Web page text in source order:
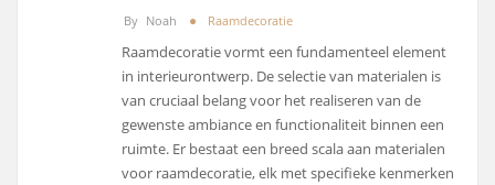
By Noah Raamdecoratie
Raamdecoratie vormt een fundamenteel element
in interieurontwerp. De selectie van materialen is
van cruciaal belang voor het realiseren van de
gewenste ambiance en functionaliteit binnen een
ruimte. Er bestaat een breed scala aan materialen
voor raamdecoratie, elk met specifieke kenmerken